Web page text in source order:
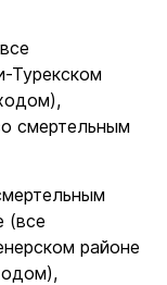
Турекском
смертельным
(все
районе